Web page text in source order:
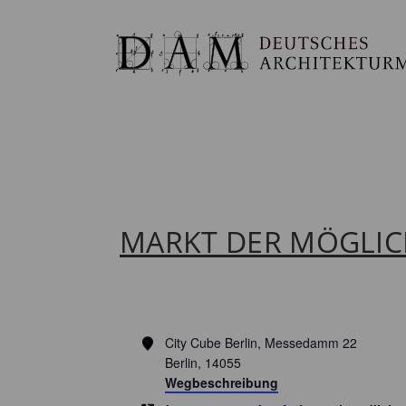
MARKT DER
AdresseCity Cube Berlin, Messedamm 22
Berlin, 14055
Wegbeschreibung